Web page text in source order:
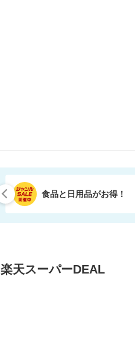
食品と日用品がお得！
楽天スーパーDEAL